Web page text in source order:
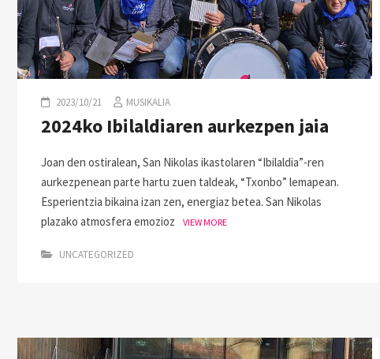
2023/10/21 MUSIKALIA
2024ko Ibilaldiaren aurkezpen jaia
Joan den ostiralean, San Nikolas ikastolaren “Ibilaldia”-ren
aurkezpenean parte hartu zuen taldeak, “Txonbo” lemapean.
Esperientzia bikaina izan zen, energiaz betea. San Nikolas
plazako atmosfera emozioz
VIEW MORE
UNCATEGORIZED